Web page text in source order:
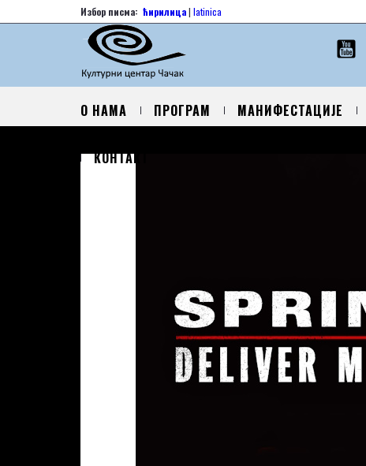
Избор писма: ћирилица| latinica
О НАМА ПРОГРАМ МАНИФЕСТАЦИЈЕ
КОНТАКТ